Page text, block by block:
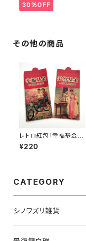
30%OFF
その他の商品
レトロ紅包「幸福基金」
「美容基金」セット
¥220
CATEGORY
シノワズリ雑貨